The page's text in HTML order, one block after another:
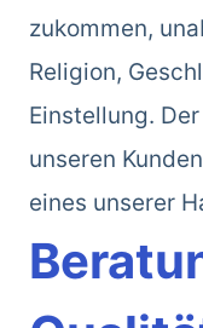
zukommen,
Religion,
Einstellung.
unseren
eines unserer